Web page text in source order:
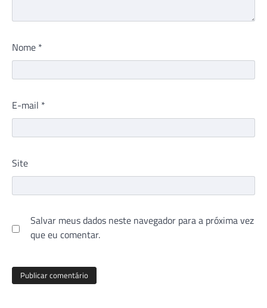
Nome *
E-mail *
Site
Salvar meus dados neste navegador para a próxima vez
que eu comentar.